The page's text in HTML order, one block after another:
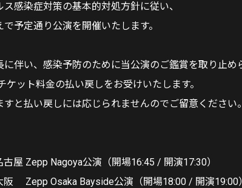
感染症対策の基本的対処方針に従い、
予定通り公演を開催いたします。
に伴い、感染予防のために当公演のご鑑賞を取り止め
ケット料金の払い戻しをお受けいたします。
と払い戻しには応じられませんのでご留意ください。
屋 Zepp Nagoya公演（開場16:45 / 開演17:30）
Zepp Osaka Bayside公演（開場18:00 / 開演19:00）